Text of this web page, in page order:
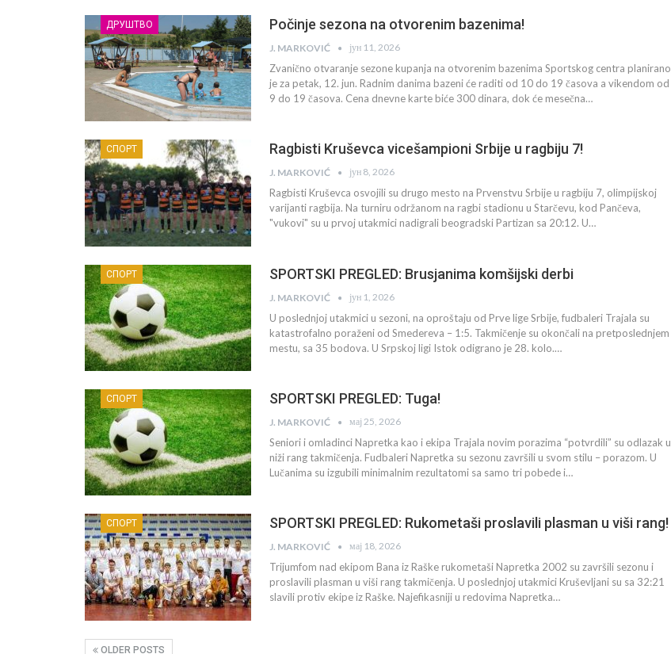
ДРУШТВО Počinje sezona na otvorenim bazenima!
J. MARKOVIĆ јун 11, 2026
Zvanično otvaranje sezone kupanja na otvorenim bazenima Sportskog centra planirano
je za petak, 12. jun. Radnim danima bazeni će raditi od 10 do 19 časova a vikendom od
9 do 19 časova. Cena dnevne karte biće 300 dinara, dok će mesečna…
СПОРТ Ragbisti Kruševca vicešampioni Srbije u ragbiju 7!
J. MARKOVIĆ јун 8, 2026
Ragbisti Kruševca osvojili su drugo mesto na Prvenstvu Srbije u ragbiju 7, olimpijskoj
varijanti ragbija. Na turniru održanom na ragbi stadionu u Starčevu, kod Pančeva,
"vukovi" su u prvoj utakmici nadigrali beogradski Partizan sa 20:12. U…
СПОРТ SPORTSKI PREGLED: Brusjanima komšijski derbi
J. MARKOVIĆ јун 1, 2026
U poslednjoj utakmici u sezoni, na oproštaju od Prve lige Srbije, fudbaleri Trajala su
katastrofalno poraženi od Smedereva – 1:5. Takmičenje su okončali na pretposlednjem
mestu, sa 35 bodova. U Srpskoj ligi Istok odigrano je 28. kolo.…
СПОРТ SPORTSKI PREGLED: Tuga!
J. MARKOVIĆ мај 25, 2026
Seniori i omladinci Napretka kao i ekipa Trajala novim porazima “potvrdili” su odlazak u
niži rang takmičenja. Fudbaleri Napretka su sezonu završili u svom stilu – porazom. U
Lučanima su izgubili minimalnim rezultatomi sa samo tri pobede i…
СПОРТ SPORTSKI PREGLED: Rukometaši proslavili plasman u viši rang!
J. MARKOVIĆ мај 18, 2026
Trijumfom nad ekipom Bana iz Raške rukometaši Napretka 2002 su završili sezonu i
proslavili plasman u viši rang takmičenja. U poslednjoj utakmici Kruševljani su sa 32:21
slavili protiv ekipe iz Raške. Najefikasniji u redovima Napretka…
OLDER POSTS